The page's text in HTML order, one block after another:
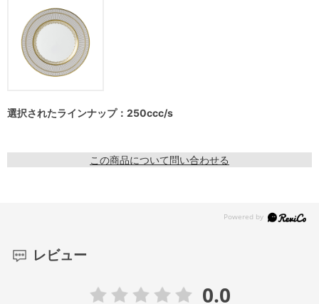
選択されたラインナップ：250ccc/s
この商品について問い合わせる
レビュー
0.0